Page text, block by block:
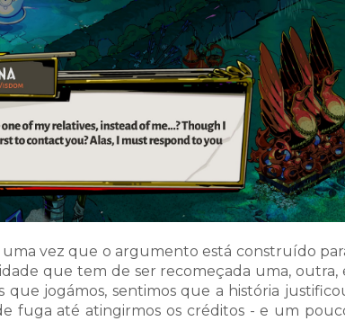
uma vez que o argumento está construído
que tem de ser recomeçada uma, outra,
jogámos, sentimos que a história
fuga até atingirmos os créditos - e um